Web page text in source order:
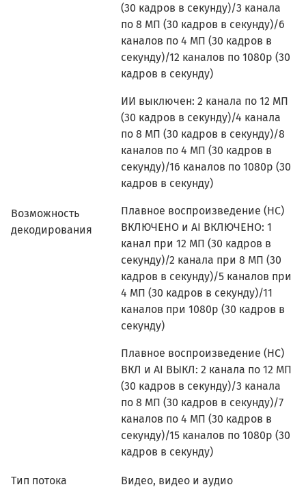
Возможность
декодирования
(30 кадров в секунду)/3 канала
по 8 МП (30 кадров в секунду)/6
каналов по 4 МП (30 кадров в
секунду)/12 каналов по 1080p (30
кадров в секунду)
ИИ выключен: 2 канала по 12 МП
(30 кадров в секунду)/4 канала
по 8 МП (30 кадров в секунду)/8
каналов по 4 МП (30 кадров в
секунду)/16 каналов по 1080p (30
кадров в секунду)
Плавное воспроизведение (HC)
ВКЛЮЧЕНО и AI ВКЛЮЧЕНО: 1
канал при 12 МП (30 кадров в
секунду)/2 канала при 8 МП (30
кадров в секунду)/5 каналов при
4 МП (30 кадров в секунду)/11
каналов при 1080p (30 кадров в
секунду)
Плавное воспроизведение (HC)
ВКЛ и AI ВЫКЛ: 2 канала по 12 МП
(30 кадров в секунду)/3 канала
по 8 МП (30 кадров в секунду)/7
каналов по 4 МП (30 кадров в
секунду)/15 каналов по 1080p (30
кадров в секунду)
Тип потока Видео, видео и аудио